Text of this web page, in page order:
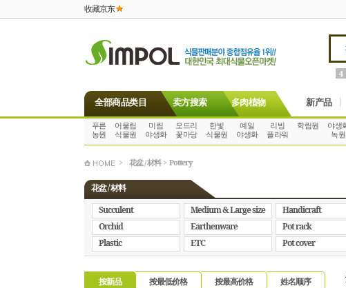
收藏京东
5
全部商品类目 卖方搜索 多肉植物 新产品
푸른
농원
어울림
식물원
미림
야생화
오드리
꽃마당
한빛
식물원
예일
야생화
리빙
플라워
학림원
야생
녹원
> 花盆 / 材料 > Pottery
花盆 / 材料
Succulent
Medium & Large size Handicraft
Orchid
Earthenware Pot rack
Plastic
ETC Pot cover
按新品 按最低价格 按最高价格 姓名顺序